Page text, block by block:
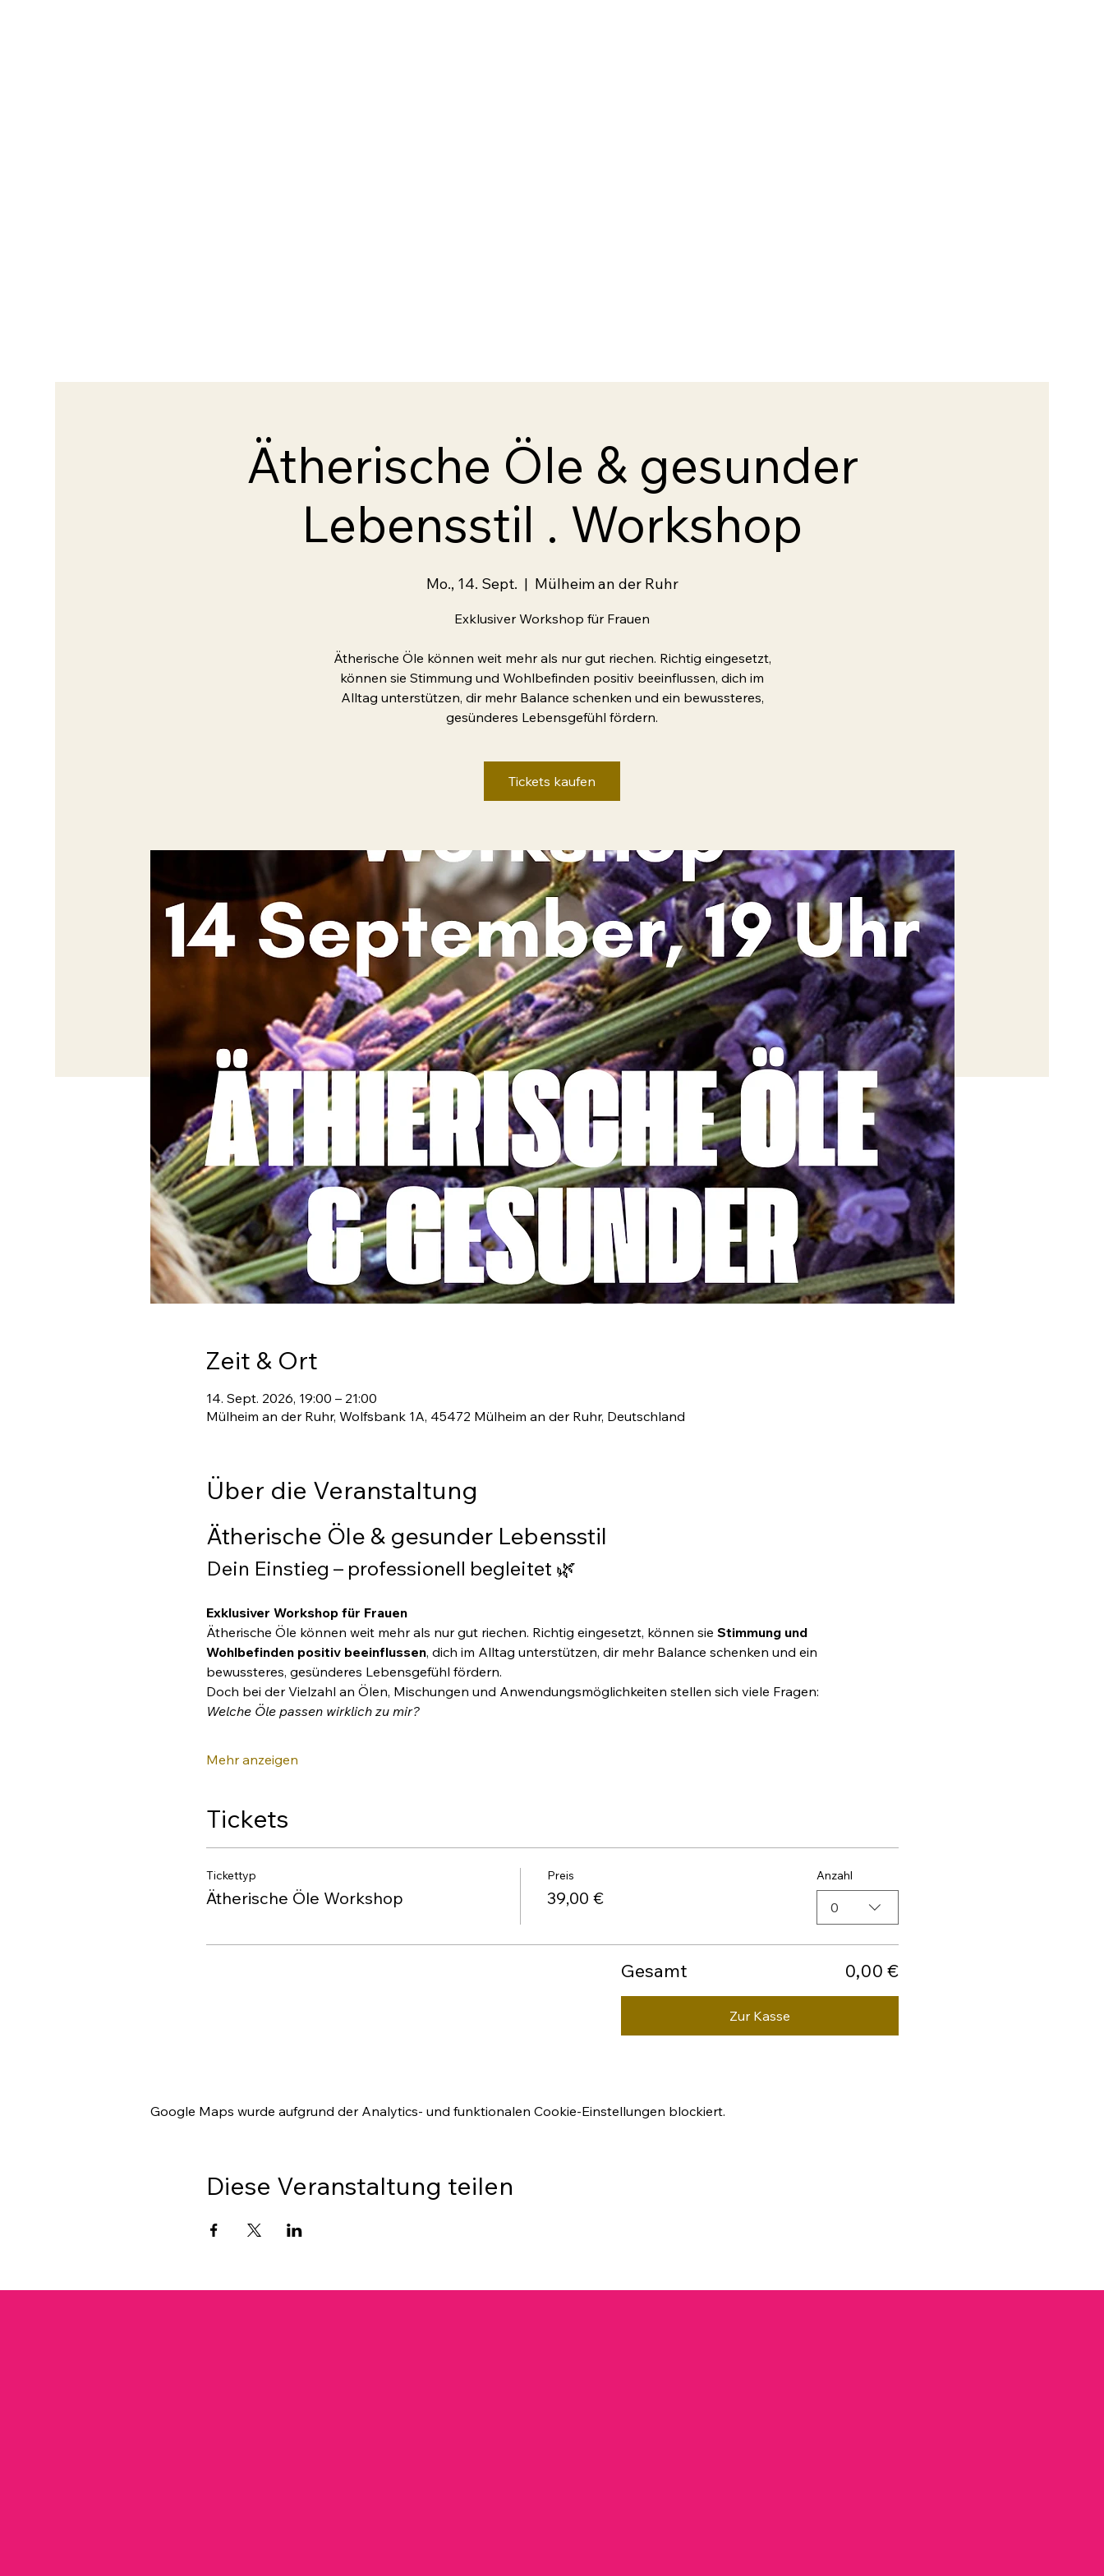
Ätherische Öle & gesunder
Lebensstil . Workshop
Mo., 14. Sept.
  |
Mülheim an der Ruhr
Exklusiver Workshop für Frauen
Ätherische Öle können weit mehr als nur gut riechen. Richtig eingesetzt,
können sie Stimmung und Wohlbefinden positiv beeinflussen, dich im
Alltag unterstützen, dir mehr Balance schenken und ein bewussteres,
gesünderes Lebensgefühl fördern.
Tickets kaufen
Zeit & Ort
14. Sept. 2026, 19:00 – 21:00
Mülheim an der Ruhr, Wolfsbank 1A, 45472 Mülheim an der Ruhr, Deutschland
Über die Veranstaltung
Ätherische Öle & gesunder Lebensstil
Dein Einstieg – professionell begleitet 🌿
Exklusiver Workshop für Frauen
Ätherische Öle können weit mehr als nur gut riechen. Richtig eingesetzt, können sie Stimmung und
Wohlbefinden positiv beeinflussen, dich im Alltag unterstützen, dir mehr Balance schenken und ein
bewussteres, gesünderes Lebensgefühl fördern.
Doch bei der Vielzahl an Ölen, Mischungen und Anwendungsmöglichkeiten stellen sich viele Fragen:
Welche Öle passen wirklich zu mir?
Mehr anzeigen
Tickets
Tickettyp
Ätherische Öle Workshop
Preis
39,00 €
Anzahl
0
Gesamt 0,00 €
Zur Kasse
Google Maps wurde aufgrund der Analytics- und funktionalen Cookie-Einstellungen blockiert.
Diese Veranstaltung teilen